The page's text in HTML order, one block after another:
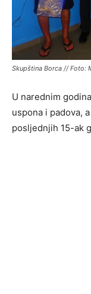
Skupština Borca // Foto:
U narednim
uspona i padova,
posljednjih 15-ak